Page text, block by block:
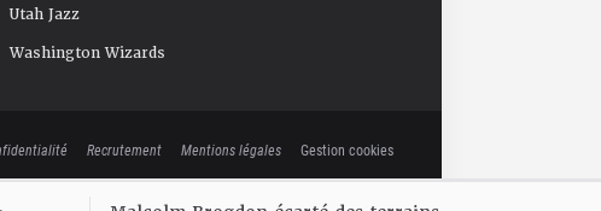
Utah Jazz
Washington Wizards
Recrutement Mentions légales Gestion cookies